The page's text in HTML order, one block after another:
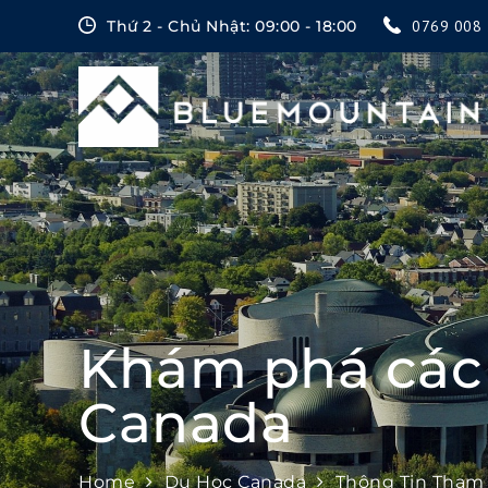
content
Thứ 2 - Chủ Nhật: 09:00 - 18:00 0769 008
Khám phá
Canada
Home Du Học Canada
Thông Tin